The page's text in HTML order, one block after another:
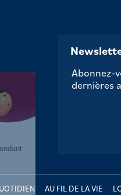
Abonnez-
dernières
AU FIL DE LA VIE
pendant